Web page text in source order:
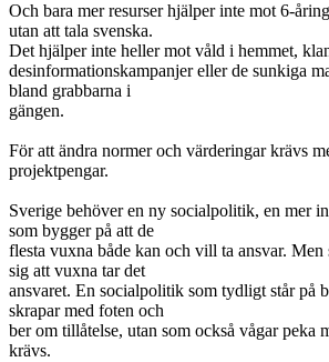
Och bara mer resurser hjälper inte mot 6-
utan att tala svenska.
Det hjälper inte heller mot våld i hemmet,
desinformationskampanjer eller de sunkiga
bland grabbarna i
gängen.
För att ändra normer och värderingar krävs
projektpengar.
Sverige behöver en ny socialpolitik, en mer
som bygger på att de
flesta vuxna både kan och vill ta ansvar. Men
sig att vuxna tar det
ansvaret. En socialpolitik som tydligt står på
skrapar med foten och
ber om tillåtelse, utan som också vågar peka
krävs.